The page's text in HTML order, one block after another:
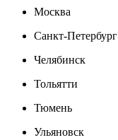
Москва
Санкт-Петербург
Челябинск
Тольятти
Тюмень
Ульяновск